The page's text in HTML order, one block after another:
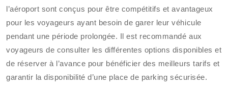
l’aéroport sont conçus pour être compétitifs et avantageux
pour les voyageurs ayant besoin de garer leur véhicule
pendant une période prolongée. Il est recommandé aux
voyageurs de consulter les différentes options disponibles et
de réserver à l’avance pour bénéficier des meilleurs tarifs et
garantir la disponibilité d’une place de parking sécurisée.